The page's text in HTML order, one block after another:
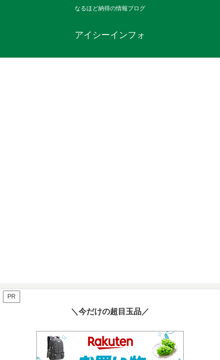
なるほど納得の情報ブログ
アイシーインフォ
PR
＼今だけの超目玉品／